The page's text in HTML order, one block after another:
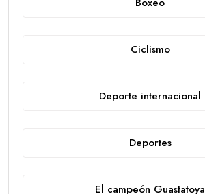
Ciclismo
Deporte internacional
Deportes
El campeón Guastatoya